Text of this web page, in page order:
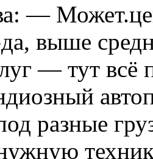
—
выше
— тут
разные